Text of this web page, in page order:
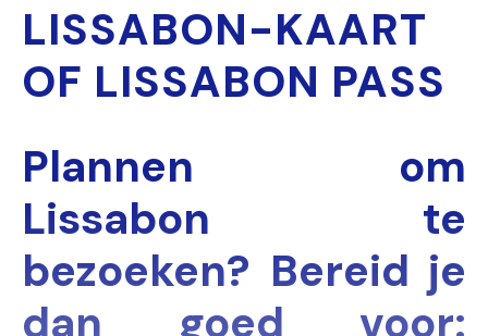
LISSABON-KAART
OF LISSABON PASS
Plannen om
Lissabon te
bezoeken? Bereid je
dan goed voor: